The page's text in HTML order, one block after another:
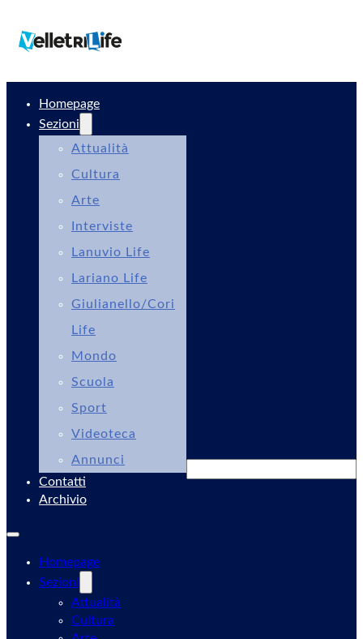
Homepage
Sezioni
Attualità
Cultura
Arte
Interviste
Lanuvio Life
Lariano Life
Giulianello/Cori
Life
Mondo
Scuola
Sport
Videoteca
Annunci
Contatti
Archivio
Homepage
Sezioni
Attualità
Cultura